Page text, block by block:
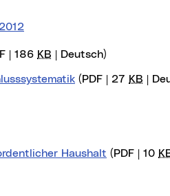
| 186 KB | Deutsch)
(PDF | 27 KB |
Haushalt (PDF | 10